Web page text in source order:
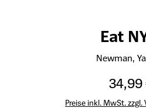
Eat
Newman,
34,99
Preise inkl. MwSt.